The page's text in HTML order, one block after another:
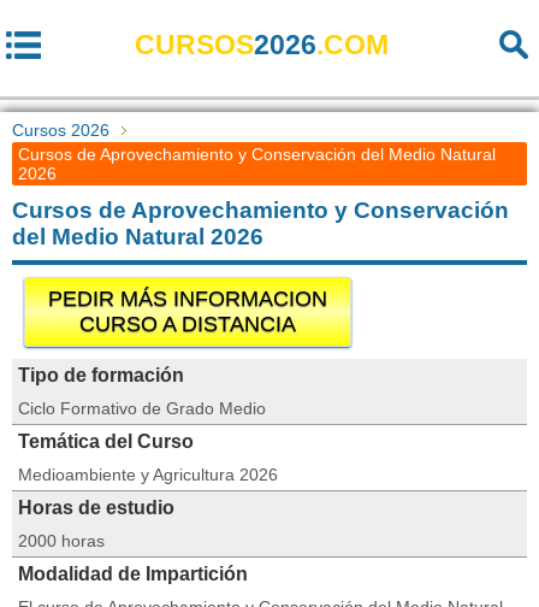
CURSOS2026.COM
Cursos 2026
Cursos de Aprovechamiento y Conservación del Medio Natural
2026
Cursos de Aprovechamiento y Conservación
del Medio Natural 2026
PEDIR MÁS INFORMACION
CURSO A DISTANCIA
Tipo de formación
Ciclo Formativo de Grado Medio
Temática del Curso
Medioambiente y Agricultura 2026
Horas de estudio
2000 horas
Modalidad de Impartición